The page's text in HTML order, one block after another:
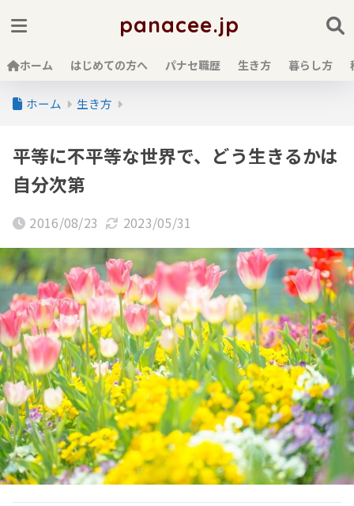
panacee.jp
ホーム はじめての方へ パナセ職歴 生き方 暮らし方
ホーム 生き方
平等に不平等な世界で、どう生きるかは
自分次第
2016/08/23 2023/05/31